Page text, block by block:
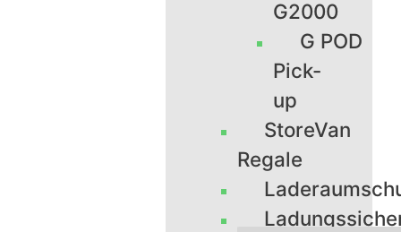
G2000
G POD
Pick-
up
StoreVan
Regale